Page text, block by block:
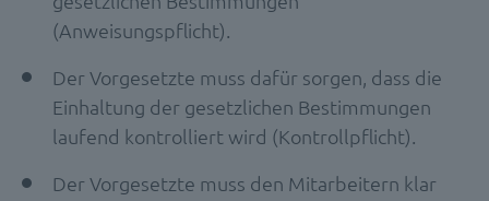
(Anweisungspflicht).
Der Vorgesetzte muss dafür sorgen, dass die
Einhaltung der gesetzlichen Bestimmungen
laufend kontrolliert wird (Kontrollpflicht).
Der Vorgesetzte muss den Mitarbeitern klar